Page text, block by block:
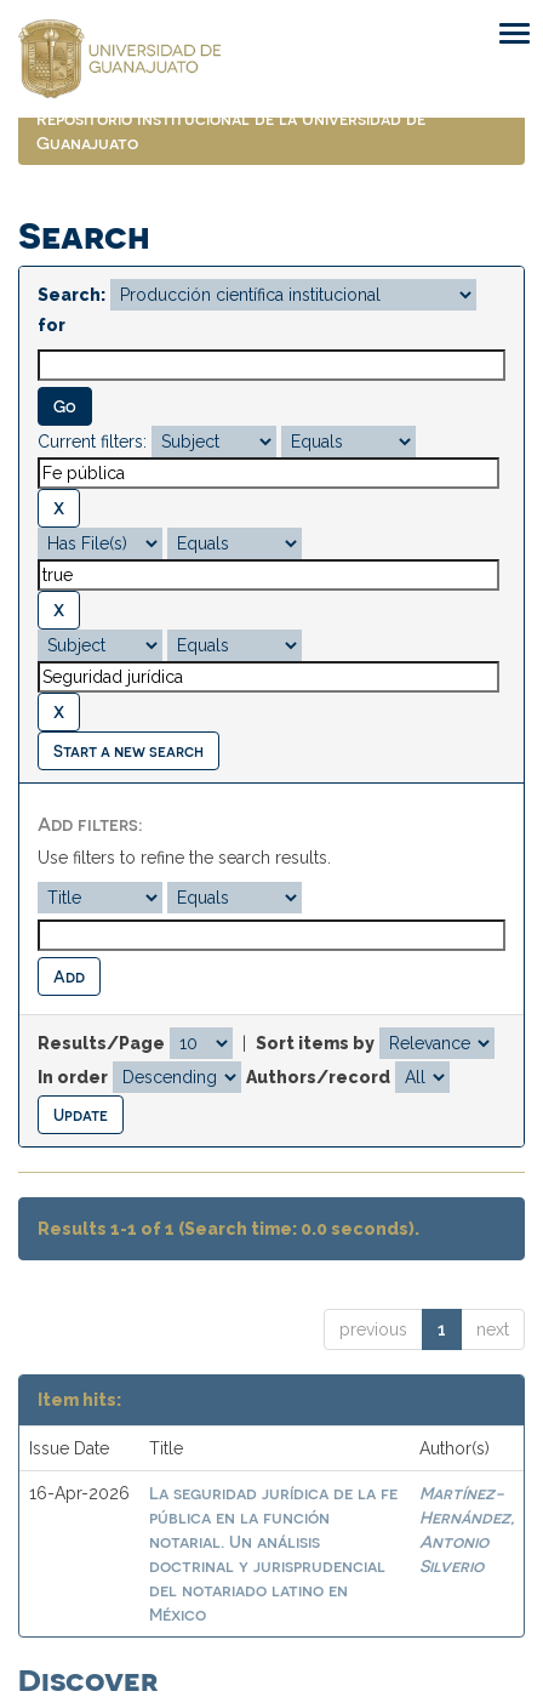
navigation
Repositorio Institucional de la Universidad de
Guanajuato
Search
Search:
for
Current filters:
Start a new search
Add filters:
Use filters to refine the search results.
Results/Page
Sort items by
In order
Authors/record
Results 1-1 of 1 (Search time: 0.0 seconds).
previous 1 next
Item hits:
Issue Date Title Author(s)
16-Apr-2026
La seguridad jurídica de la fe
pública en la función
notarial. Un análisis
doctrinal y jurisprudencial
del notariado latino en
México
Martínez-
Hernández,
Antonio
Silverio
Discover